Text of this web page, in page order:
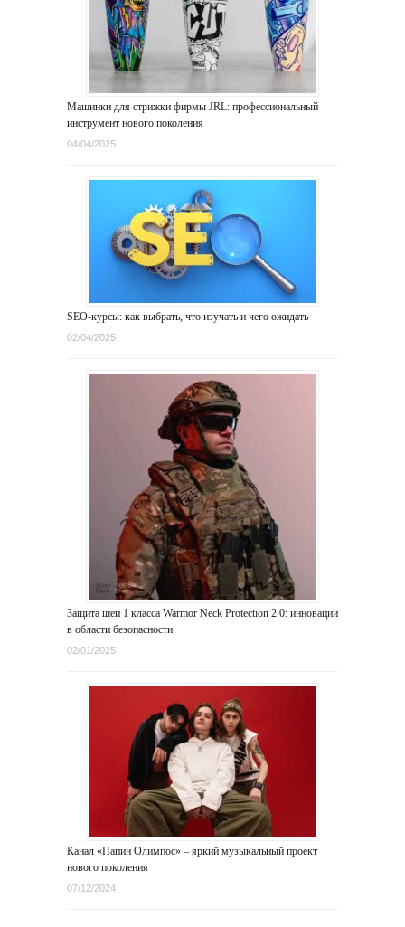
Машинки для стрижки фирмы JRL: профессиональный
инструмент нового поколения
04/04/2025
SEO-курсы: как выбрать, что изучать и чего ожидать
02/04/2025
Защита шеи 1 класса Warmor Neck Protection 2.0: инновации
в области безопасности
02/01/2025
Канал «Папин Олимпос» – яркий музыкальный проект
нового поколения
07/12/2024